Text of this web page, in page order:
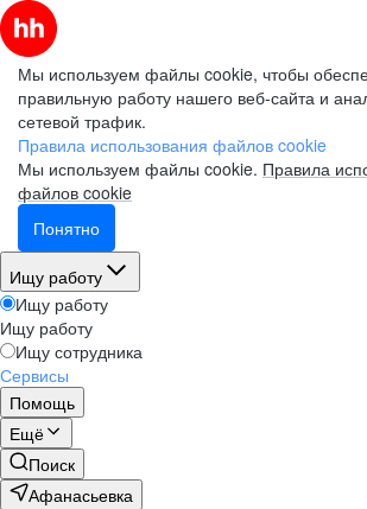
Мы используем файлы cookie, чтобы
правильную работу нашего веб-сайта и
сетевой трафик.
Правила использования файлов cookie
Мы используем файлы cookie. Правила
файлов cookie
Понятно
Ищу работу
Ищу работу
Ищу работу
Ищу сотрудника
Сервисы
Помощь
Ещё
Поиск
Афанасьевка